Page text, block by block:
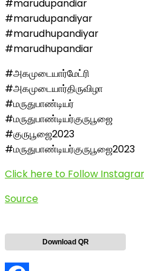
#marudupandiar
#marudupandiyar
#marudhupandiyar
#marudhupandiar
#அகமுடையார்மேட்ரி
#அகமுடையார்திருவிழா
#மருதுபாண்டியர்
#மருதுபாண்டியர்குருபூஜை
#குருபூஜை2023
#மருதுபாண்டியர்குருபூஜை2023
Click here to Follow
Source
Download QR